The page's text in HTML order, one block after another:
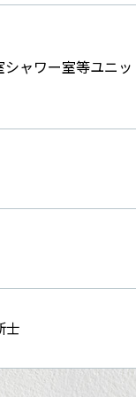
ャワー室等ユニ
士